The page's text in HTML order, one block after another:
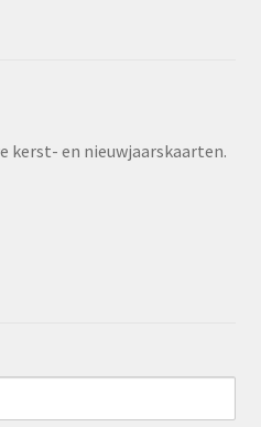
kerst- en nieuwjaarskaarten.